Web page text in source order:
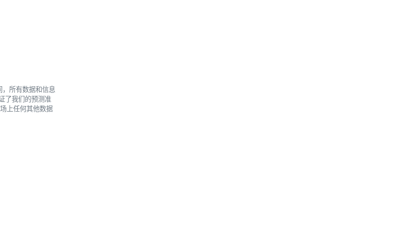
所有数据和信息
了我们的预测准
上任何其他数据